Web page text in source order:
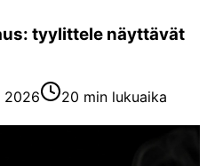
tyylittele näyttävät
2026
20 min lukuaika